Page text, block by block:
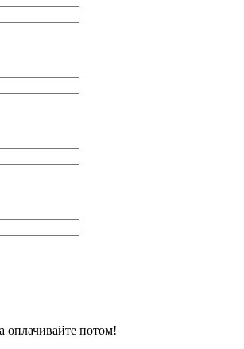
оплачивайте потом!